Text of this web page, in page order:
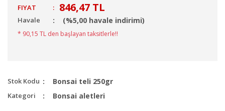
FIYAT : 846,47 TL
Havale (%5,00 havale indirimi)
* 90,15 TL den başlayan taksitlerle!!
Stok Kodu Bonsai teli 250gr
Kategori Bonsai aletleri